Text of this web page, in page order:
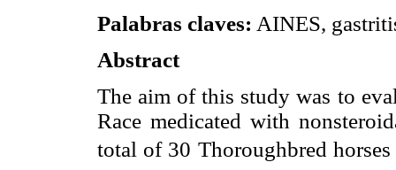
Palabras claves: AINES,
Abstract
The aim of this study was to
Race medicated with
total of 30 Thoroughbred